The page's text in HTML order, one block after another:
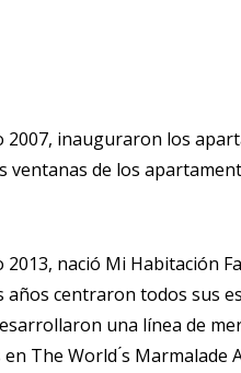
2007, inauguraron los
ventanas de los
2013, nació Mi Habitación
años centraron todos sus
una línea de
en The World ́s Marmalade